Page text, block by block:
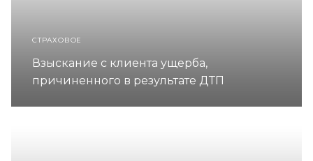
СТРАХОВОЕ
Взыскание с клиента ущерба,
причиненного в результате ДТП